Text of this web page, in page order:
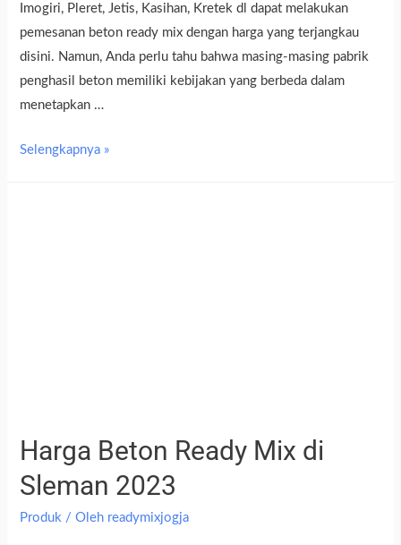
Imogiri, Pleret, Jetis, Kasihan, Kretek dl dapat melakukan
pemesanan beton ready mix dengan harga yang terjangkau
disini. Namun, Anda perlu tahu bahwa masing-masing pabrik
penghasil beton memiliki kebijakan yang berbeda dalam
menetapkan …
Selengkapnya »
Harga Beton Ready Mix di
Sleman 2023
Produk / Oleh readymixjogja